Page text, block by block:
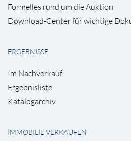
Formelles rund um die Auktion
Download-Center für wichtige
ERGEBNISSE
Im Nachverkauf
Ergebnisliste
Katalogarchiv
IMMOBILIE VERKAUFEN